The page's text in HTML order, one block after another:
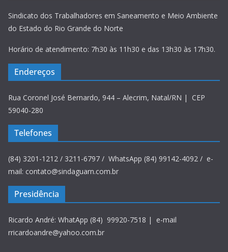
Sindicato dos Trabalhadores em Saneamento e Meio Ambiente
do Estado do Rio Grande do Norte
Horário de atendimento: 7h30 às 11h30 e das 13h30 às 17h30.
Endereços
Rua Coronel José Bernardo, 944 – Alecrim, Natal/RN | CEP
59040-280
Telefones
(84) 3201-1212 / 3211-6797 / WhatsApp (84) 99142-4092 / e-
mail: contato@sindaguarn.com.br
Presidência
Ricardo André: WhatApp (84) 99920-7518 | e-mail
rricardoandre@yahoo.com.br